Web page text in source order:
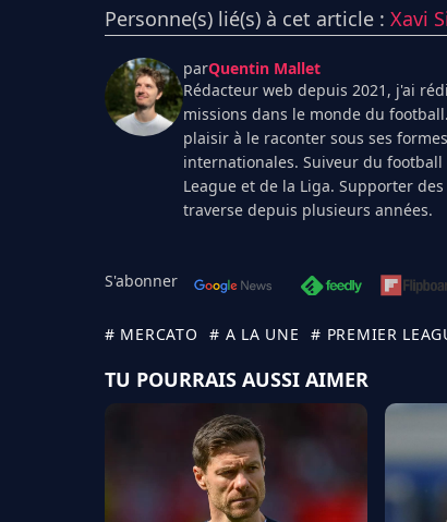
Personne(s) lié(s) à cet article : Xavi
parQuentin Mallet
Rédacteur web depuis 2021, j'ai
missions dans le monde du
plaisir à le raconter sous ses
internationales. Suiveur du
League et de la Liga. Supporter
traverse depuis plusieurs années.
S'abonner
# MERCATO # A LA UNE # PREMIER
TU POURRAIS AUSSI AIMER